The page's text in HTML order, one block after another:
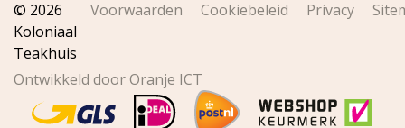
© 2026
Koloniaal
Teakhuis
Voorwaarden Cookiebeleid Privacy
Ontwikkeld door Oranje ICT